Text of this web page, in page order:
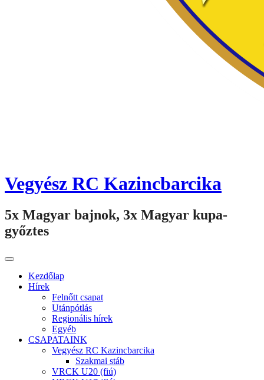
Vegyész RC Kazincbarcika
5x Magyar bajnok, 3x Magyar kupa-
győztes
Kezdőlap
Hírek
Felnőtt csapat
Utánpótlás
Regionális hírek
Egyéb
CSAPATAINK
Vegyész RC Kazincbarcika
Szakmai stáb
VRCK U20 (fiú)